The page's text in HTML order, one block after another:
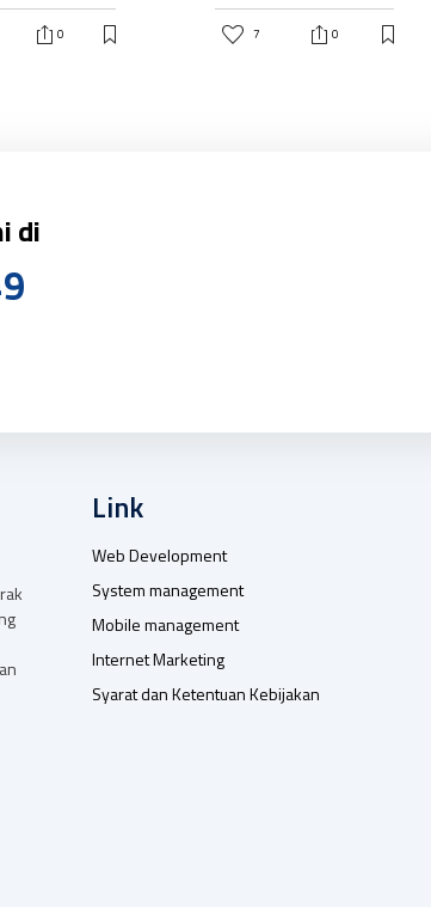
0 7 0
di
Link
Web Development
System management
Mobile management
Internet Marketing
Syarat dan Ketentuan Kebijakan